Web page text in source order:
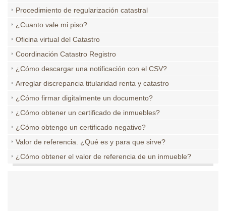
Procedimiento de regularización catastral
¿Cuanto vale mi piso?
Oficina virtual del Catastro
Coordinación Catastro Registro
¿Cómo descargar una notificación con el CSV?
Arreglar discrepancia titularidad renta y catastro
¿Cómo firmar digitalmente un documento?
¿Cómo obtener un certificado de inmuebles?
¿Cómo obtengo un certificado negativo?
Valor de referencia. ¿Qué es y para que sirve?
¿Cómo obtener el valor de referencia de un inmueble?